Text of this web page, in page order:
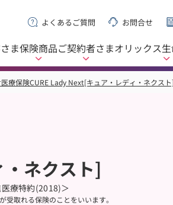
ま保険商品ご契約者さまオリックス
よくあるご質問 お問合せ
療保険CURE Lady Next[キュア・レディ・ネクスト]
ネクスト]
療特約(2018)＞
取れる保険のことをいいます。